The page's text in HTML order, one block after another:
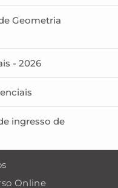
Geometria
- 2026
ingresso de
Online